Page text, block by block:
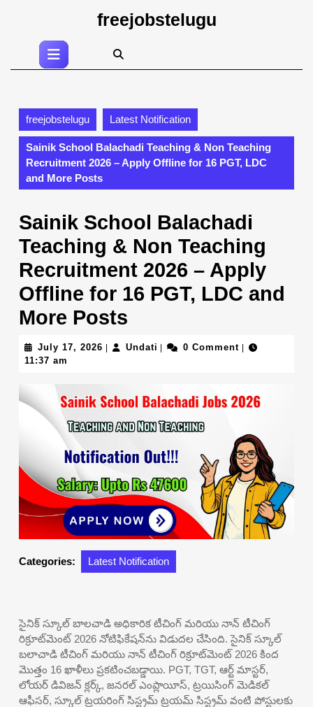
to
freejobstelugu
Open
Button
freejobstelugu Latest Notification
Sainik School Balachadi Teaching & Non Teaching
Recruitment 2026 – Apply Offline for 16 PGT, LDC
and More Posts
Sainik School Balachadi
Teaching & Non Teaching
Recruitment 2026 – Apply
Offline for 16 PGT, LDC and
More Posts
July 17, 2026 July Undati Undati0 Comment
11:37 am
Categories: Latest Notification
సైనిక్ స్కూల్ బాలచాడి అధికారిక టీచింగ్ మరియు నాన్ టీచింగ్
రిక్రూట్‌మెంట్ 2026 నోటిఫికేషన్‌ను విడుదల చేసింది. సైనిక్ స్కూల్
బలాచాడి టీచింగ్ మరియు నాన్ టీచింగ్ రిక్రూట్‌మెంట్ 2026 కింద
మొత్తం 16 ఖాళీలు ప్రకటించబడ్డాయి. PGT, TGT, ఆర్ట్ మాస్టర్,
లోయర్ డివిజన్ క్లర్క్, జనరల్ ఎంప్లాయీస్, ట్రయిసింగ్ మెడికల్
ఆఫీసర్, స్కూల్ ట్రయరింగ్ సిస్ట్రమ్ ట్రయమ్ సిస్ట్రమ్ వంటి పోస్టులకు